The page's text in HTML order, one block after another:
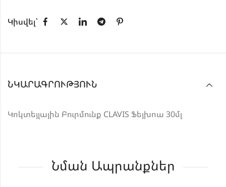
Կիսվել՝
ՆԿԱՐԱԳՐՈՒԹՅՈՒՆ
Կոկտեյլային Բուրմունք CLAVIS Ֆեյխոա 30մլ
Նման Ապրանքներ